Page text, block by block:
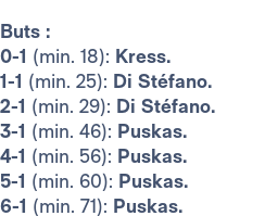
Buts :
0-1 (min. 18): Kress.
1-1 (min. 25): Di Stéfano.
2-1 (min. 29): Di Stéfano.
3-1 (min. 46): Puskas.
4-1 (min. 56): Puskas.
5-1 (min. 60): Puskas.
6-1 (min. 71): Puskas.